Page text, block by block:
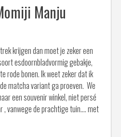
Manju
krijgen dan moet je zeker een
esdoornbladvormig gebakje,
rode bonen. Ik weet zeker dat ik
matcha variant ga proeven. We
een souvenir winkel, niet persé
, vanwege de prachtige tuin…. met